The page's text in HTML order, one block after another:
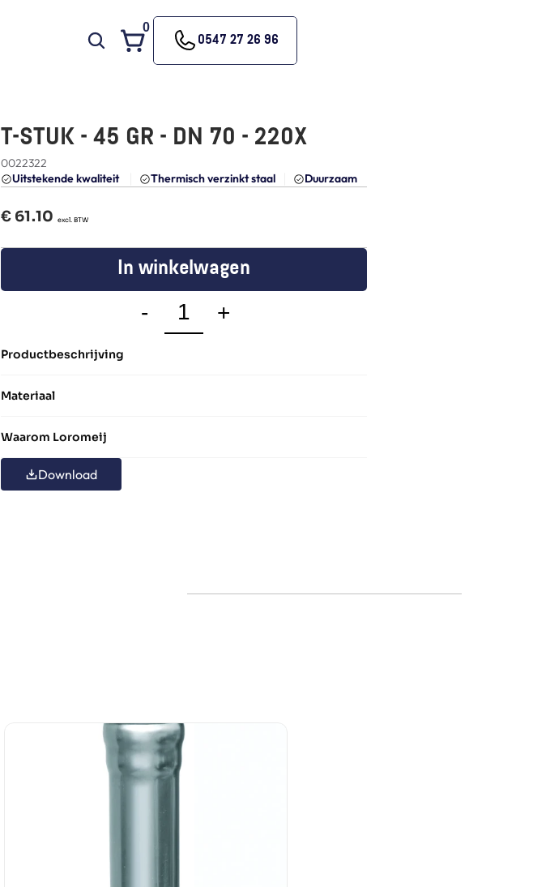
0
0547 27 26 96
T-STUK - 45 GR - DN 70 - 220X
0022322
Uitstekende kwaliteit
Thermisch verzinkt staal Duurzaam
€ 61.10
  excl. BTW
In winkelwagen
- +
Productbeschrijving
Materiaal
Waarom Loromeij
Download